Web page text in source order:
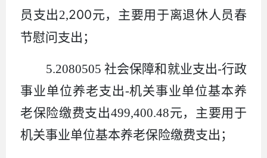
员支出2,200元，主要用于离退休人员春
节慰问支出 ；
5.2080505社会保障和就业支出-行政
事业单位养老支出-机关事业单位基本养
老保险缴费支出499,400.48元，主要用于
机关事业单位基本养老保险缴费支出；